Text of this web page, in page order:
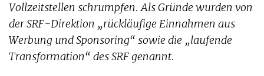
Vollzeitstellen schrumpfen. Als Gründe wurden von
der SRF-Direktion „rückläufige Einnahmen aus
Werbung und Sponsoring“ sowie die „laufende
Transformation“ des SRF genannt.